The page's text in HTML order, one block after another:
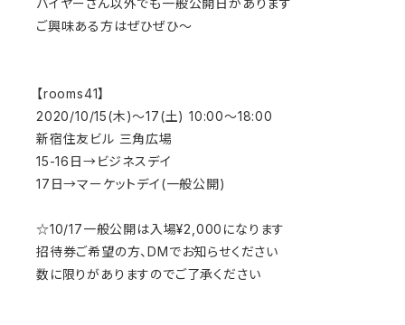
バイヤーさん以外でも一般公開日があります
ご興味ある方はぜひぜひ〜
【rooms41】
2020/10/15(木)〜17(土) 10:00〜18:00
新宿住友ビル 三角広場
15-16日→ビジネスデイ
17日→マーケットデイ(一般公開)
☆10/17一般公開は入場¥2,000になります
招待券ご希望の方、DMでお知らせください
数に限りがありますのでご了承ください